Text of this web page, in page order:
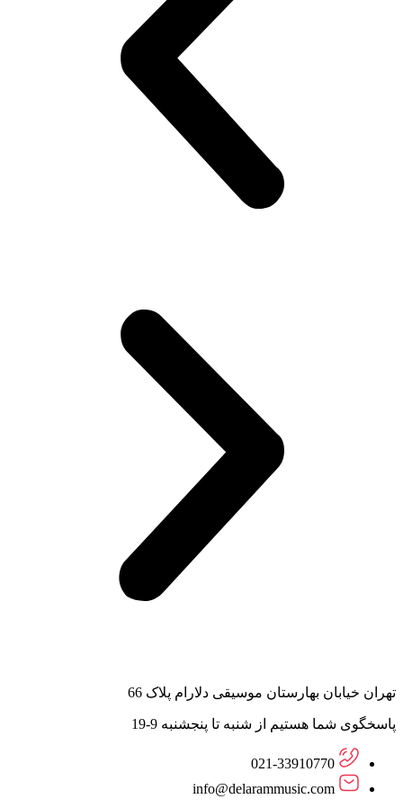
تهران خیابان بهارستان موسیقی دلارام پلاک 66
پاسخگوی شما هستیم از شنبه تا پنجشنبه 9-19
021-33910770
info@delarammusic.com